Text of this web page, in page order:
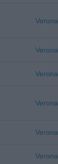
Verona
Verona
Verona
Verona
Verona
Verona